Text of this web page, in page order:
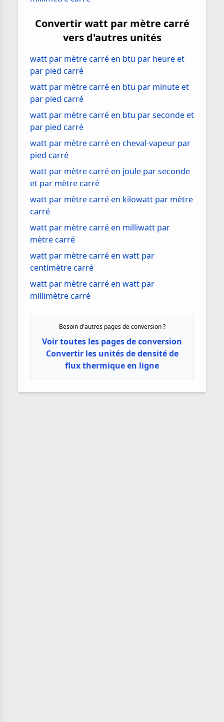
Convertir watt par mètre carré
vers d'autres unités
watt par mètre carré en btu par heure et
par pied carré
watt par mètre carré en btu par minute et
par pied carré
watt par mètre carré en btu par seconde et
par pied carré
watt par mètre carré en cheval-vapeur par
pied carré
watt par mètre carré en joule par seconde
et par mètre carré
watt par mètre carré en kilowatt par mètre
carré
watt par mètre carré en milliwatt par
mètre carré
watt par mètre carré en watt par
centimètre carré
watt par mètre carré en watt par
millimètre carré
Besoin d'autres pages de conversion ?
Voir toutes les pages de conversion
Convertir les unités de densité de
flux thermique en ligne